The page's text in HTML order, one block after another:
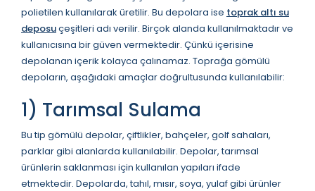
polietilen kullanılarak üretilir. Bu depolara ise toprak altı su
deposuçeşitleri adı verilir. Birçok alanda kullanılmaktadır ve
kullanıcısına bir güven vermektedir. Çünkü içerisine
depolanan içerik kolayca çalınamaz. Toprağa gömülü
depoların, aşağıdaki amaçlar doğrultusunda kullanılabilir:
1) Tarımsal Sulama
Bu tip gömülü depolar, çiftlikler, bahçeler, golf sahaları,
parklar gibi alanlarda kullanılabilir. Depolar, tarımsal
ürünlerin saklanması için kullanılan yapıları ifade
etmektedir. Depolarda, tahıl, mısır, soya, yulaf gibi ürünler